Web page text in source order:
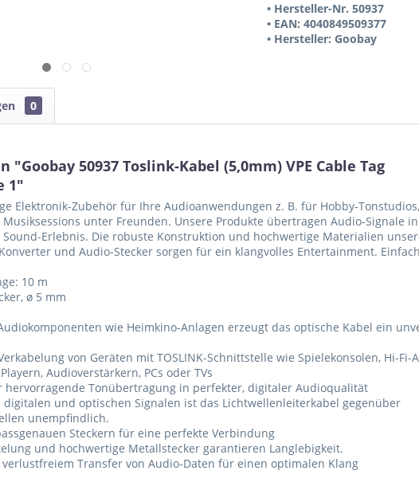
• Hersteller-Nr. 50937
• EAN: 4040849509377
• Hersteller: Goobay
0
50937 Toslink-Kabel (5,0mm) VPE Cable Tag
1"
Elektronik-Zubehör für Ihre Audioanwendungen z. B. für Hobby-
unter Freunden. Unsere Produkte übertragen Audio-Signale
Erlebnis. Die robuste Konstruktion und hochwertige Materialien
und Audio-Stecker sorgen für ein klangvolles Entertainment.
10 m
ø 5 mm
wie Heimkino-Anlagen erzeugt das optische Kabel ein
von Geräten mit TOSLINK-Schnittstelle wie Spielekonsolen, Hi-Fi-
Audioverstärkern, PCs oder TVs
hervorragende Tonübertragung in perfekter, digitaler Audioqualität
digitalen und optischen Signalen ist das Lichtwellenleiterkabel gegenüber
unempfindlich.
Steckern für eine perfekte Verbindung
und hochwertige Metallstecker garantieren Langlebigkeit.
verlustfreiem Transfer von Audio-Daten für einen optimalen Klang